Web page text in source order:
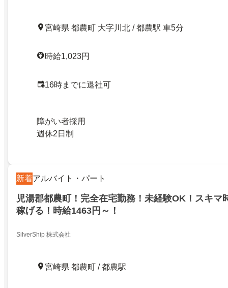
宮崎県 都農町 大字川北 / 都農駅 車5分
時給1,023円
16時までに退社可
障がい者採用
週休2日制
新着アルバイト・パート
児湯郡都農町！完全在宅勤務！未経験OK！スキマ
稼げる！時給1463円～！
SilverShip 株式会社
宮崎県 都農町 / 都農駅